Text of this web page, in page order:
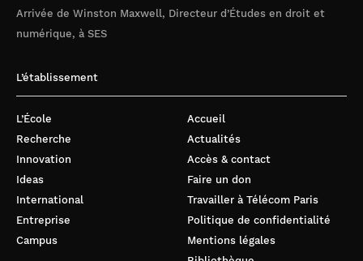
Arrivée de Winston Maxwell, Directeur d’Études en droit et
numérique, à SES
L’établissement
L’École
Recherche
Innovation
Ideas
International
Entreprise
Campus
Accueil
Actualités
Accès & contact
Faire un don
Travailler à Télécom Paris
Politique de confidentialité
Mentions légales